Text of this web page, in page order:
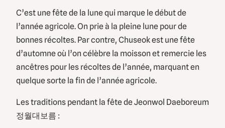
C’est une fête de la lune qui marque le début de
l’année agricole. On prie à la pleine lune pour de
bonnes récoltes. Par contre, Chuseok est une fête
d’automne où l’on célèbre la moisson et remercie les
ancêtres pour les récoltes de l’année, marquant en
quelque sorte la fin de l’année agricole.
Les traditions pendant la fête de Jeonwol Daeboreum
정월대보름 :